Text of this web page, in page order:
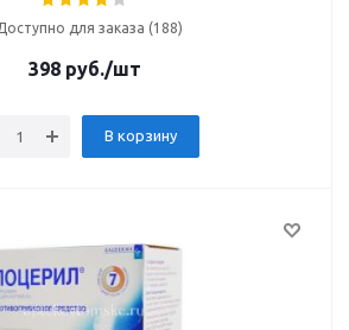
для заказа (188)
398руб./шт
В корзину